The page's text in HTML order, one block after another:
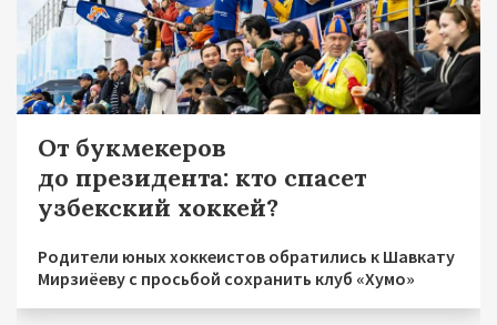
От букмекеров
до президента: кто спасет
узбекский хоккей?
Родители юных хоккеистов обратились к Шавкату
Мирзиёеву с просьбой сохранить клуб «Хумо»